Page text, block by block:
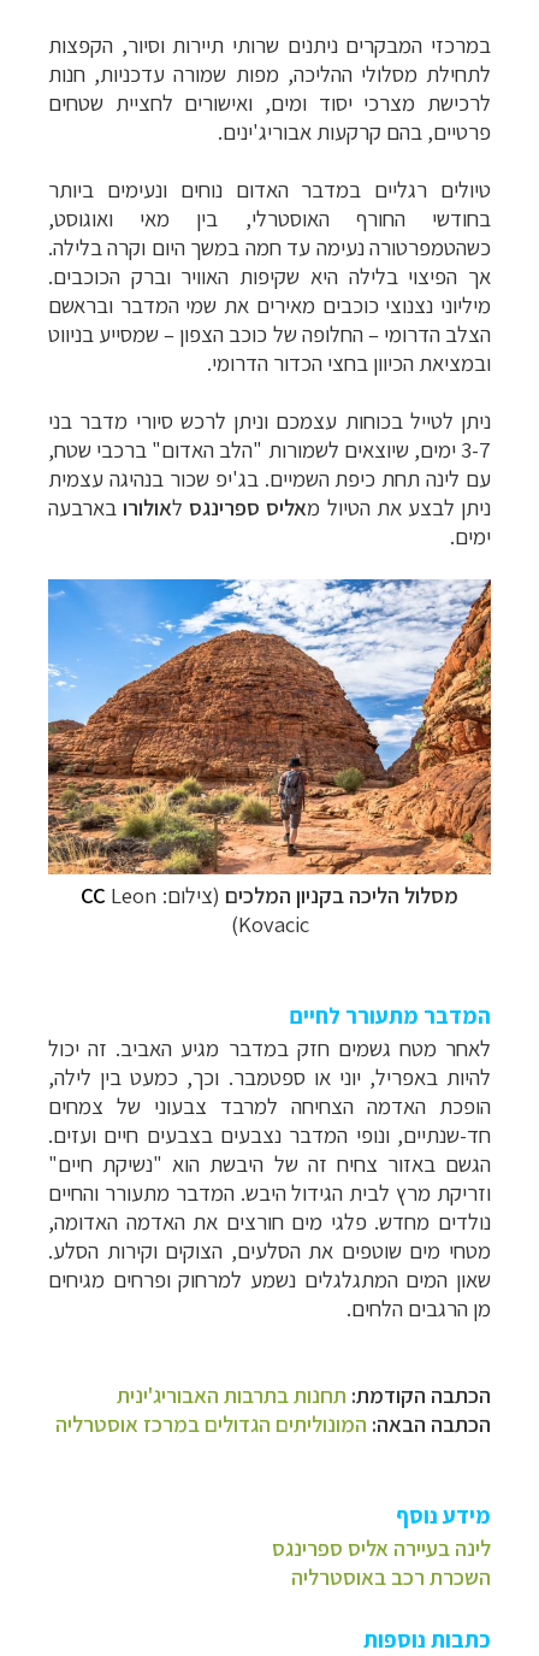
במרכזי המבקרים ניתנים שרותי תיירות וסיור, הקפצות
לתחילת מסלולי ההליכה, מפות שמורה עדכניות, חנות
לרכישת מצרכי יסוד ומים, ואישורים לחציית שטחים
פרטיים, בהם קרקעות אבוריג'ינים.
טיולים רגליים במדבר האדום נוחים ונעימים ביותר
בחודשי החורף האוסטרלי, בין מאי ואוגוסט,
כשהטמפרטורה נעימה עד חמה במשך היום וקרה בלילה.
אך הפיצוי בלילה היא שקיפות האוויר וברק הכוכבים.
מיליוני נצנוצי כוכבים מאירים את שמי המדבר ובראשם
הצלב הדרומי–החלופה של כוכב הצפון –שמסייע בניווט
ובמציאת הכיוון בחצי הכדור הדרומי.
ניתן לטייל בכוחות עצמכם וניתן לרכש סיורי מדבר בני
3-7 ימים, שיוצאים לשמורות "הלב האדום" ברכבי שטח,
עם לינה תחת כיפת השמיים. בג'יפ שכור בנהיגה עצמית
ניתן לבצע את הטיול מאליס ספרינגס לאולורובארבעה
ימים.
מסלול הליכה בקניון המלכים (צילום: CC Leon
Kovacic
)
המדבר מתעורר לחיים
לאחר מטח גשמים חזק במדבר מגיע האביב. זה יכול
להיות באפריל, יוני או ספטמבר. וכך, כמעט בין לילה,
הופכת האדמה הצחיחה למרבד צבעוני של צמחים
חד-שנתיים, ונופי המדבר נצבעים בצבעים חיים ועזים.
הגשם באזור צחיח זה של היבשת הוא "נשיקת חיים"
וזריקת מרץ לבית הגידול היבש. המדבר מתעורר והחיים
נולדים מחדש. פלגי מים חורצים את האדמה האדומה,
מטחי מים שוטפים את הסלעים, הצוקים וקירות הסלע.
שאון המים המתגלגלים נשמע למרחוק ופרחים מגיחים
מן הרגבים הלחים.
הכתבה הקודמת: תחנות בתרבות האבוריג'ינית
הכתבה הבאה: המונוליתים הגדולים במרכז אוסטרליה
מידע נוסף
לינה בעיירה אליס ספרינגס
השכרת רכב באוסטרליה
כתבות נוספות